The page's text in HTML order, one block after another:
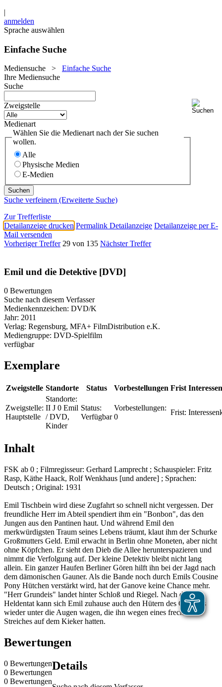
|
anmelden
Sprache auswählen
Einfache Suche
Mediensuche > Einfache Suche
Ihre Mediensuche
Suche
Zweigstelle
Medienart
Wählen Sie die Medienart nach der Sie suchen
wollen.
Alle
Physische Medien
E-Medien
Suche verfeinern (Erweiterte Suche)
Zur Trefferliste
Detailanzeige drucken Permalink Detailanzeige Detailanzeige per E-
Mail versenden
Vorheriger Treffer 29 von 135 Nächster Treffer
Emil und die Detektive [DVD]
0 Bewertungen
Suche nach diesem Verfasser
Medienkennzeichen: DVD/K
Jahr: 2011
Verlag: Regensburg, MFA+ FilmDistribution e.K.
Mediengruppe: DVD-Spielfilm
verfügbar
Exemplare
Zweigstelle Standorte Status Vorbestellungen Frist
Zweigstelle:
Hauptstelle
Standorte:
II J 0 Emil
/ DVD,
Kinder
Status:
Verfügbar
Vorbestellungen:
0
Frist:
Inhalt
FSK ab 0 ; Filmregisseur: Gerhard Lamprecht ; Schauspieler: Fritz
Rasp, Käthe Haack, Rolf Wenkhaus [und andere] ; Sprachen:
Deutsch ; Original: 1931
Emil Tischbein wird diese Zugfahrt so schnell nicht vergessen. Der
freundliche Herr im Abteil spendiert ihm ein "Bonbon", das den
Jungen aus den Pantinen haut. Und während Emil den
merkwürdigsten Traum seines Lebens träumt, klaut ihm der Schurke
Großmutters Geld. Emil erwacht in Berlin ohne Moneten, aber nicht
ohne Köpfchen. Er sieht den Dieb die Allee herunterspazieren und
nimmt die Verfolgung auf. Der kleine Detektiv bleibt nicht lang
allein. Ein ganzer Haufen Berliner Gören hilft ihn bei der Jagd nach
dem dämonischen Gauner. Als die Bande noch durch Emils Cousine
Pony Hütchen verstärkt wird, hat der Ganove keine Chance mehr.
"Herr Grundeis" landet hinter Schloß und Riegel. Nach dieser
Heldentat kann sich Emil zuhause auch den Hütern des Gesetzes
wieder unter die Augen wagen, die ihn wegen eines frechen
Streiches auf dem Kieker hatten.
Bewertungen
0 Bewertungen
0 Bewertungen
0 Bewertungen
Details